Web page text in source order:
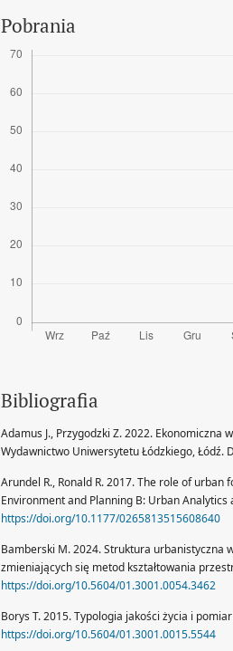
Pobrania
Bibliografia
Adamus J., Przygodzki Z. 2022. Ekonomiczna
Wydawnictwo Uniwersytetu Łódzkiego, Łódź.
Arundel R., Ronald R. 2017. The role of
Environment and Planning B: Urban Analytics
https://doi.org/10.1177/0265813515608640
Bamberski M. 2024. Struktura urbanistyczna
zmieniających się metod kształtowania
https://doi.org/10.5604/01.3001.0054.3462
Borys T. 2015. Typologia jakości życia i
https://doi.org/10.5604/01.3001.0015.5544